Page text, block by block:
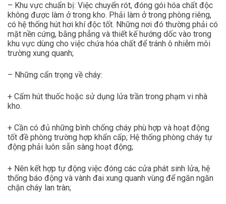
– Khu vực chuẩn bị: Việc chuyển rót, đóng gói hóa chất độc
không được làm ở trong kho. Phải làm ở trong phòng riêng,
có hệ thống hút hơi khí độc tốt. Những nơi đó thường phải có
mặt nền cứng, bằng phẳng và thiết kế hướng dốc vào trong
khu vực dùng cho việc chứa hóa chất để tránh ô nhiễm môi
trường xung quanh;
– Những cẩn trọng về cháy:
+ Cấm hút thuốc hoặc sử dụng lửa trần trong phạm vi nhà
kho.
+ Cần có đủ những bình chống cháy phù hợp và hoạt động
tốt đề phòng trường hợp khẩn cấp; Hệ thống phòng cháy tự
động phải luôn sẵn sàng hoạt động;
+ Nên kết hợp tự động việc đóng các cửa phát sinh lửa, hệ
thống báo động và vành đai xung quanh vùng để ngăn ngăn
chặn cháy lan tràn;